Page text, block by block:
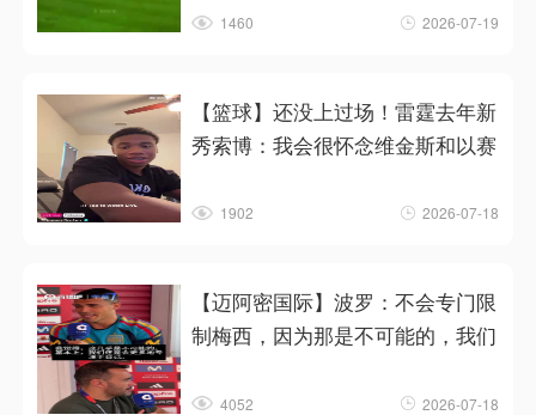
1460 2026-07-19
【篮球】还没上过场！雷霆去年新
秀索博：我会很怀念维金斯和以赛
1902 2026-07-18
【迈阿密国际】波罗：不会专门限
制梅西，因为那是不可能的，我们
4052 2026-07-18